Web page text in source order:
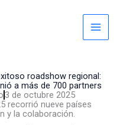
roadshow regional:
a más de 700 partners
3 de octubre 2025